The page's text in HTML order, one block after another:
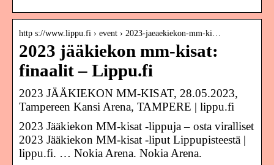
http s://www.lippu.fi › event › 2023-jaeaekiekon-mm-ki…
2023 jääkiekon mm-kisat:
finaalit – Lippu.fi
2023 JÄÄKIEKON MM-KISAT, 28.05.2023,
Tampereen Kansi Arena, TAMPERE | lippu.fi
2023 Jääkiekon MM-kisat -lippuja – osta viralliset
2023 Jääkiekon MM-kisat -liput Lippupisteestä |
lippu.fi. … Nokia Arena. Nokia Arena.